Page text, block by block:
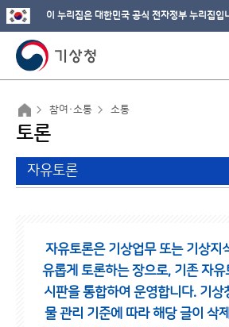
이 누리집은 대한민국 공식 전자정부 누리집입
참여·소통 소통
토론
자유토론
자유토론은 기상업무 또는 기상지
유롭게 토론하는 장으로, 기존 자유
시판을 통합하여 운영합니다. 기상
물 관리 기준에 따라 해당 글이 삭